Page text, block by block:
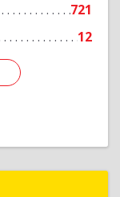
721
12